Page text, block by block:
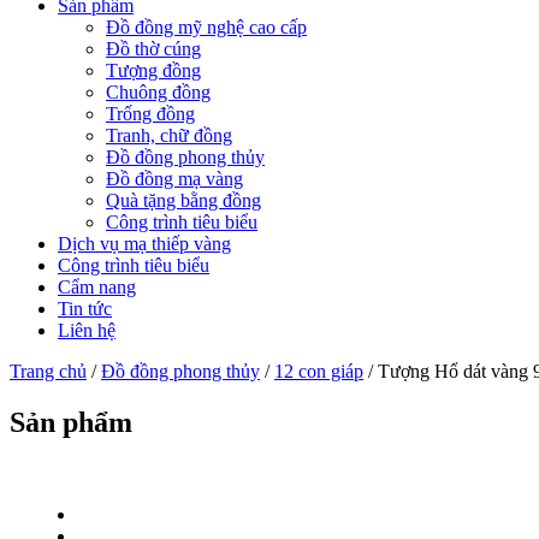
Sản phẩm
Đồ đồng mỹ nghệ cao cấp
Đồ thờ cúng
Tượng đồng
Chuông đồng
Trống đồng
Tranh, chữ đồng
Đồ đồng phong thủy
Đồ đồng mạ vàng
Quà tặng bằng đồng
Công trình tiêu biểu
Dịch vụ mạ thiếp vàng
Công trình tiêu biểu
Cẩm nang
Tin tức
Liên hệ
Trang chủ /Đồ đồng phong thủy / 12 con giáp / Tượng Hổ dát vàng
Sản phẩm